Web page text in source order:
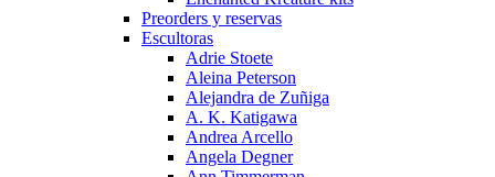
Preorders y reservas
Escultoras
Adrie Stoete
Aleina Peterson
Alejandra de Zuñiga
A. K. Katigawa
Andrea Arcello
Angela Degner